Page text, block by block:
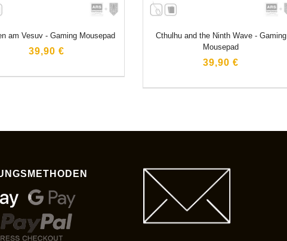
am Vesuv - Gaming Mousepad
39,90 €
Cthulhu and the Ninth Wave - Gaming
Mousepad
39,90 €